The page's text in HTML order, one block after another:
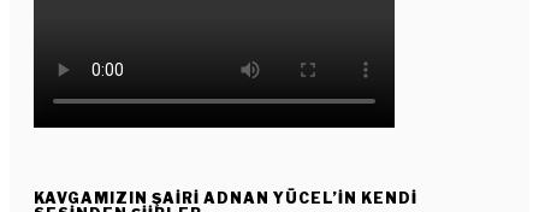
KAVGAMIZIN ŞAIRI ADNAN YÜCEL’IN KENDI